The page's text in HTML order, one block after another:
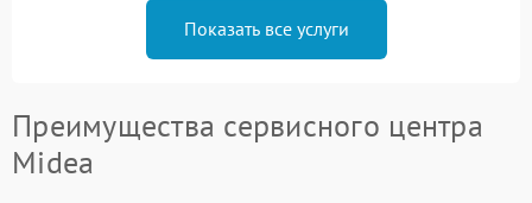
Показать все услуги
Преимущества сервисного центра
Midea